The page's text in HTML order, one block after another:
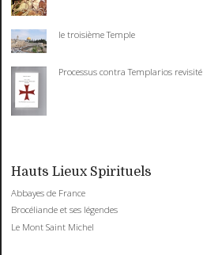
le troisième Temple
Processus contra Templarios revisité
Hauts Lieux Spirituels
Abbayes de France
Brocéliande et ses légendes
Le Mont Saint Michel